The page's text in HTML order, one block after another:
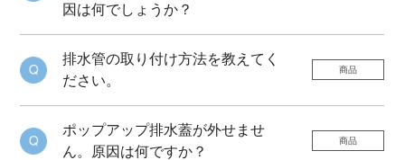
因は何でしょうか？
排水管の取り付け方法を教えてく
ださい。
商品
ポップアップ排水蓋が外せませ
ん。原因は何ですか？
商品